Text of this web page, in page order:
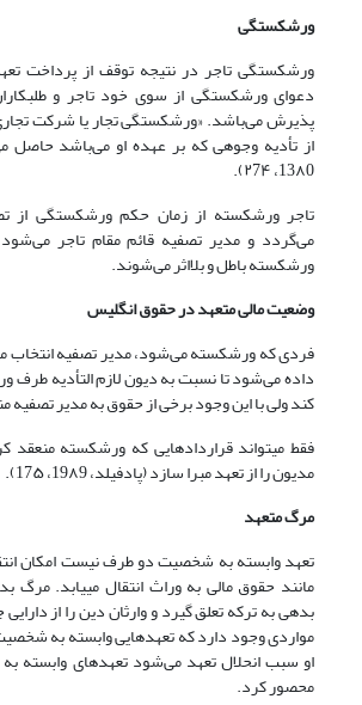
ورشکستگی
ورشکستگی تاجر در نتیجه توقف از پرداخت
دعوای ورشکستگی از سوی خود تاجر و
پذیرش می‌باشد. «ورشکستگی تجار یا شرکت
از تأدیه وجوهی که بر عهده او می‌باشد حاصل
13۸0، ۲7۴).
تاجر ورشکسته از زمان حکم ورشکستگی از
می‌گردد و مدیر تصفیه قائم مقام تاجر می‌شود
ورشکسته باطل و بلااثر می‌‌شوند.
وضعیت مالی متعهد در حقوق انگلیس
فردی که ورشکسته می‌شود، مدیر تصفیه انتخاب
داده می‌شود تا نسبت به دیون لازم التأدیه طرف
کند ولی با این وجود برخی از حقوق به مدیر
فقط میتواند قراردادهایی که ورشکسته
مدیون را از تعهد مبرا سازد (پادفیلد، 19۸9، 17۵).
مرگ متعهد
تعهد وابسته به شخصیت دو طرف نیست امکان
مانند حقوق مالی به وراث انتقال مییابد.
بدهی به ترکه تعلق گیرد و وارثان دین را از
مواردی وجود دارد که تعهدهایی وابسته به
او سبب انحلال تعهد می‌شود تعهدهای وابسته
محصور کرد.